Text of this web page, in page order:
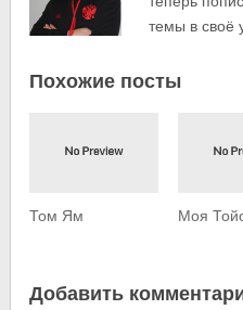
темы в своё
Похожие посты
Том Ям Моя
Добавить